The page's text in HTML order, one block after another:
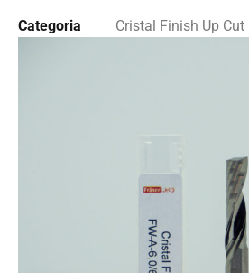
Categoria Cristal Finish Up Cut